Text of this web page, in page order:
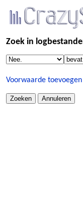
Zoek in
Voorwaarde toevoegen